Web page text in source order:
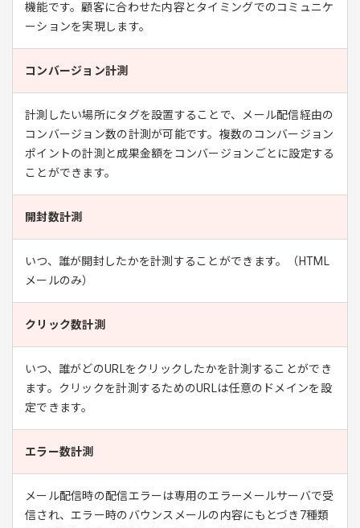
機能です。顧客に合わせた内容とタイミングでのコミュニケ
ーションを実現します。
コンバージョン計測
計測したい場所にタグを設置することで、メール配信経由の
コンバージョン数の計測が可能です。複数のコンバージョン
ポイントの計測と成果金額をコンバージョンごとに設定する
ことができます。
開封数計測
いつ、誰が開封したかを計測することができます。（HTML
メールのみ）
クリック数計測
いつ、誰がどのURLをクリックしたかを計測することができ
ます。クリックを計測するためのURLは任意のドメインを設
定できます。
エラー数計測
メール配信時の配信エラーは専用のエラーメールサーバで受
信され、エラー時のバウンスメールの内容にもとづき7種類